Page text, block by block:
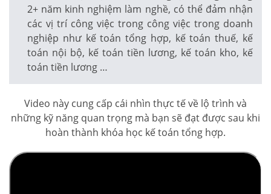
2+ năm kinh nghiệm làm nghề, có thể đảm nhận
các vị trí công việc trong công việc trong doanh
nghiệp như kế toán tổng hợp, kế toán thuế, kế
toán nội bộ, kế toán tiền lương, kế toán kho, kế
toán tiền lương …
Video này cung cấp cái nhìn thực tế về lộ trình và
những kỹ năng quan trọng mà bạn sẽ đạt được sau khi
hoàn thành khóa học kế toán tổng hợp.